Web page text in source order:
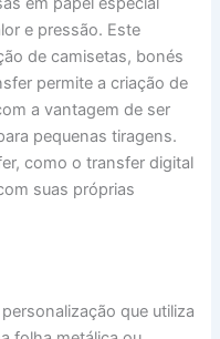
e pressão. Este
de camisetas, bonés
permite a criação de
a vantagem de ser
pequenas tiragens.
como o transfer digital
suas próprias
que utiliza